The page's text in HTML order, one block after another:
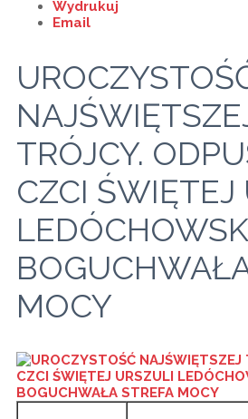
Wydrukuj
Email
TRÓJCY.
CZCI ŚWIĘTEJ
MOCY